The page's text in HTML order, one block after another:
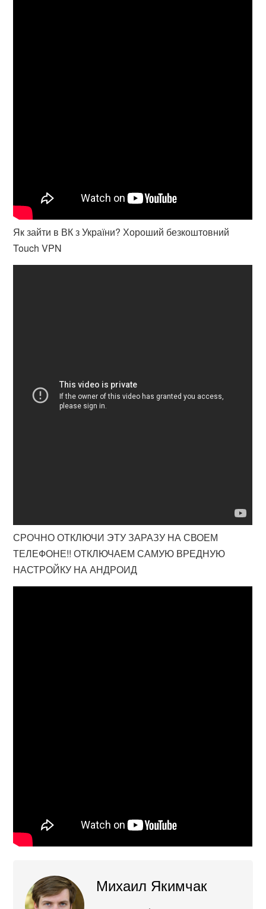
Як зайти в ВК з України? Хороший безкоштовний
Touch VPN
СРОЧНО ОТКЛЮЧИ ЭТУ ЗАРАЗУ НА СВОЕМ
ТЕЛЕФОНЕ!! ОТКЛЮЧАЕМ САМУЮ ВРЕДНУЮ
НАСТРОЙКУ НА АНДРОИД
Михаил Якимчак